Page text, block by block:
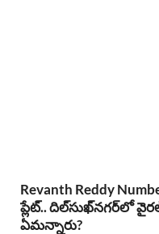
Revanth Reddy
ప్లేట్.. దిల్‌సుఖ్‌నగర్‌లో
ఏమన్నారు?